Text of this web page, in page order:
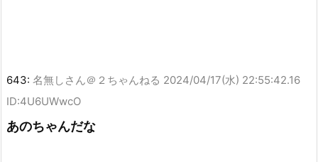
643: 名無しさん＠２ちゃんねる 2024/04/17(水) 22:55:42.16
ID:4U6UWwcO
あのちゃんだな